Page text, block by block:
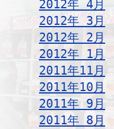
2012年 4月
2012年 3月
2012年 2月
2012年 1月
2011年11月
2011年10月
2011年 9月
2011年 8月